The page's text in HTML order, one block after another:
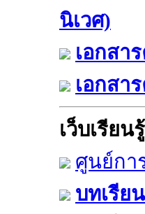
นิเวศ)
เอกสา
เอกสา
เว็บเรียนรู้
ศูนย์กา
บทเรีย